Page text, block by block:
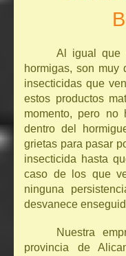
Al igual que
hormigas, son muy
insecticidas que
estos productos
momento, pero no
dentro del
grietas para pasar
insecticida hasta
caso de los que
ninguna
desvanece
Nuestra
provincia de